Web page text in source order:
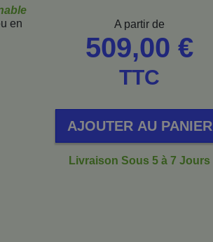
en
A partir de
509,00 €
TTC
AJOUTER AU PANIER
Livraison Sous 5 à 7 Jours